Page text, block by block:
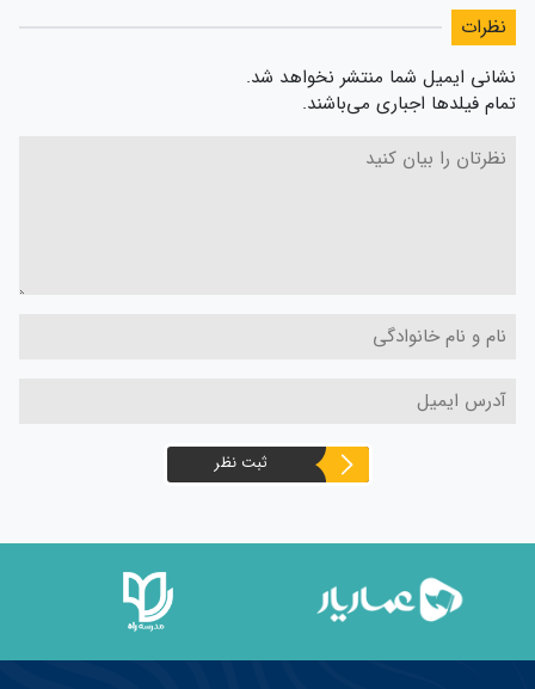
نظرات
نشانی ایمیل شما منتشر نخواهد شد.
تمام فیلدها اجباری می‌باشند.
ثبت نظر